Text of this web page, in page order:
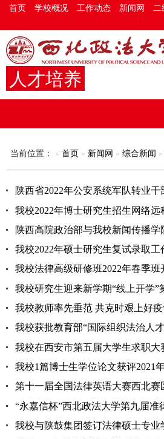
首页 学校概况 工作动态 新闻网 二
人才培养
当前位置： 首页 新闻网 综合新闻
我校2022年硕士研究生复试录取工
我校法律高级研修班2022年春季班
我校研究生迎来新学期“线上开学”
我校获批教育部“国际组织法治人